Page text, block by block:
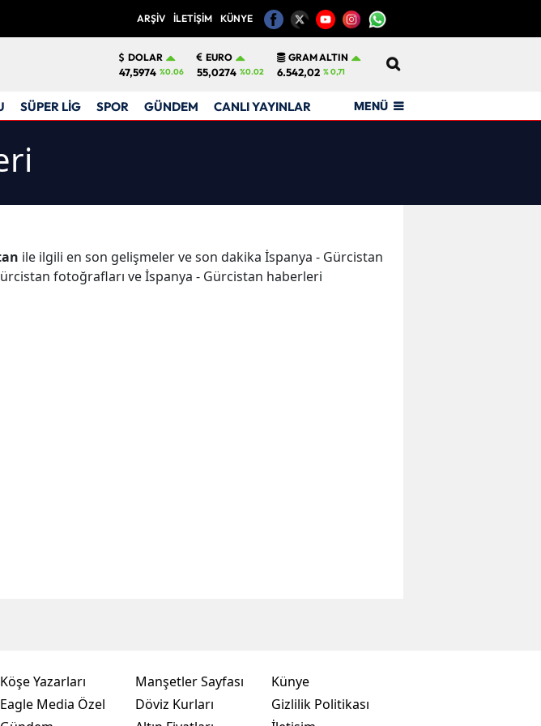
ARŞİV İLETİŞİM KÜNYE
DOLAR
47,5974 %0.06
EURO
55,0274 %0.02
GRAM ALTIN
6.542,02 % 0,71
SÜPER LİG SPOR GÜNDEM CANLI YAYINLAR MENÜ
ile ilgili en son gelişmeler ve son dakika İspanya - Gürcistan
fotoğrafları ve İspanya - Gürcistan haberleri
Köşe Yazarları
Eagle Media Özel
Manşetler Sayfası
Döviz Kurları
Künye
Gizlilik Politikası